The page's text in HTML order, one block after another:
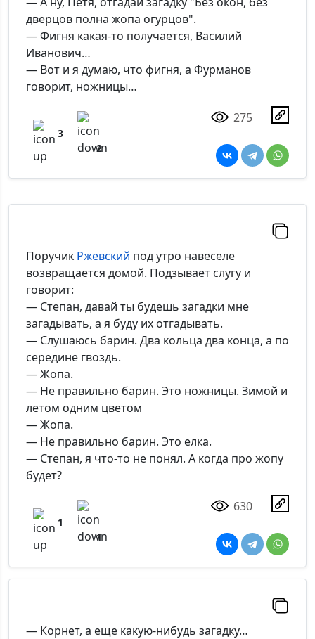
дверцов полна жопа огурцов".
— Фигня какая-то получается, Василий
Иванович…
— Вот и я думаю, что фигня, а Фурманов
говорит, ножницы…
3
2
275
Поручик Ржевский под утро навеселе
возвращается домой. Подзывает слугу и
говорит:
— Степан, давай ты будешь загадки мне
загадывать, а я буду их отгадывать.
— Слушаюсь барин. Два кольца два конца, а по
середине гвоздь.
— Жопа.
— Не правильно барин. Это ножницы. Зимой и
летом одним цветом
— Жопа.
— Не правильно барин. Это елка.
— Степан, я что-то не понял. А когда про жопу
будет?
1
1
630
— Корнет, а еще какую-нибудь загадку…